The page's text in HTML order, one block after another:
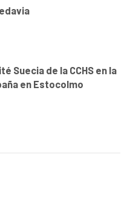
Suecia de la CCHS en la
en Estocolmo